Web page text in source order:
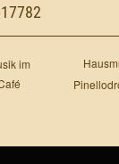
im